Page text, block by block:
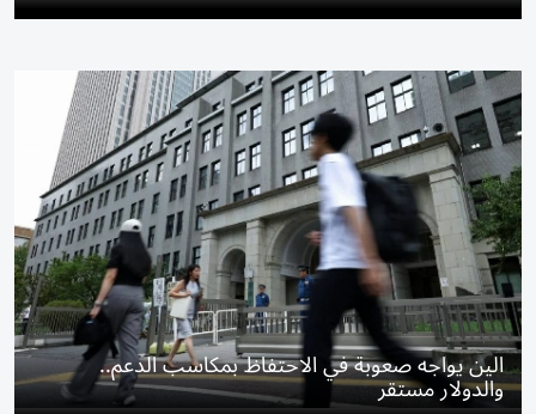
الين يواجه صعوبة في الاحتفاظ بمكاسب الدعم..
والدولار مستقر